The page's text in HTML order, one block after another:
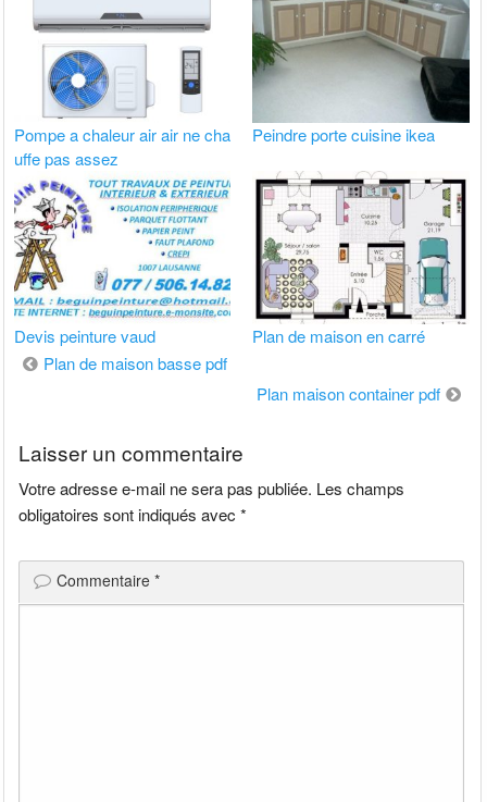
Pompe a chaleur air air ne cha
uffe pas assez
Peindre porte cuisine ikea
Devis peinture vaud Plan de maison en carré
Navigation
Plan de maison basse pdf
Plan maison container pdf
Laisser un commentaire
Votre adresse e-mail ne sera pas publiée. Les champs
obligatoires sont indiqués avec*
Commentaire*